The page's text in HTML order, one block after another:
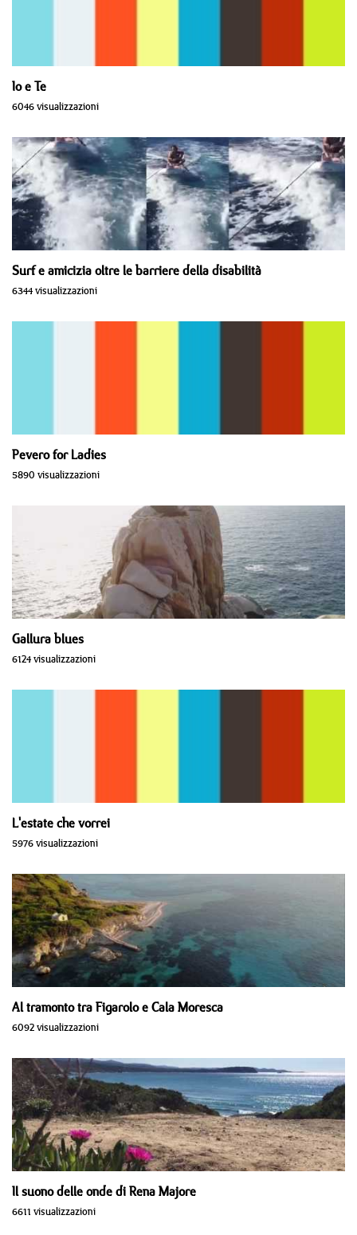
Io e Te
6046 visualizzazioni
Surf e amicizia oltre le barriere della disabilità
6344 visualizzazioni
Pevero for Ladies
5890 visualizzazioni
Gallura blues
6124 visualizzazioni
L'estate che vorrei
5976 visualizzazioni
Al tramonto tra Figarolo e Cala Moresca
6092 visualizzazioni
Il suono delle onde di Rena Majore
6611 visualizzazioni